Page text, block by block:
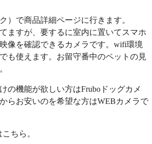
）で商品詳細ページに行きます。
ますが、要するに室内に置いてスマホ
像を確認できるカメラです。wifi環境
も使えます。お留守番中のペットの見
の機能が欲しい方はFruboドッグカメ
らお安いのを希望な方はWEBカメラで
ちら。